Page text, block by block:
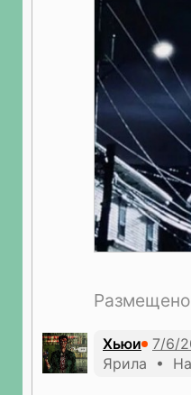
Хьюи
Ярила • На